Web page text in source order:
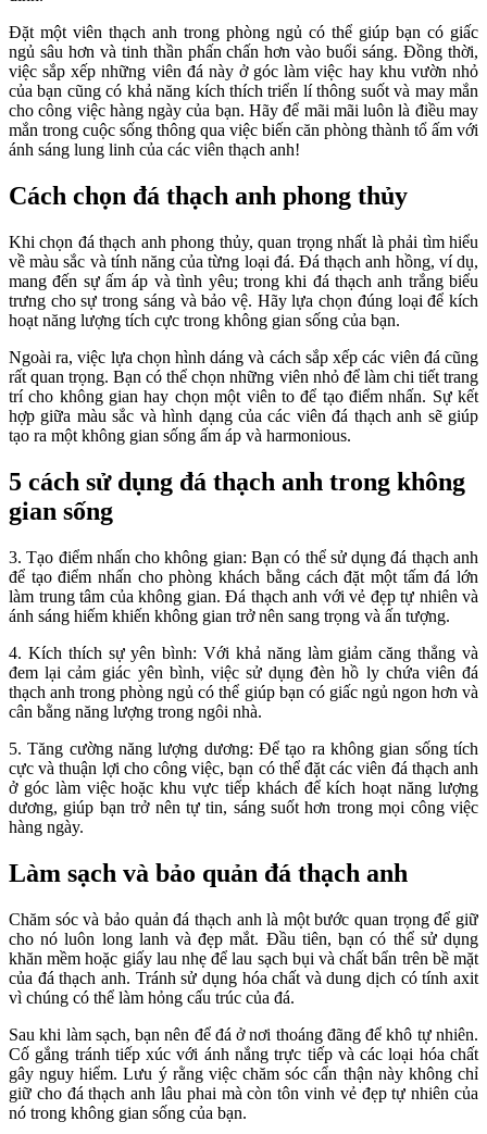
Đặt một viên thạch anh trong phòng ngủ có thể giúp bạn có giấc
ngủ sâu hơn và tinh thần phấn chấn hơn vào buổi sáng. Đồng thời,
việc sắp xếp những viên đá này ở góc làm việc hay khu vườn nhỏ
của bạn cũng có khả năng kích thích triển lí thông suốt và may mắn
cho công việc hàng ngày của bạn. Hãy để mãi mãi luôn là điều may
mắn trong cuộc sống thông qua việc biến căn phòng thành tổ ấm với
ánh sáng lung linh của các viên thạch anh!
Cách chọn đá thạch anh phong thủy
Khi chọn đá thạch anh phong thủy, quan trọng nhất là phải tìm hiểu
về màu sắc và tính năng của từng loại đá. Đá thạch anh hồng, ví dụ,
mang đến sự ấm áp và tình yêu; trong khi đá thạch anh trắng biểu
trưng cho sự trong sáng và bảo vệ. Hãy lựa chọn đúng loại để kích
hoạt năng lượng tích cực trong không gian sống của bạn.
Ngoài ra, việc lựa chọn hình dáng và cách sắp xếp các viên đá cũng
rất quan trọng. Bạn có thể chọn những viên nhỏ để làm chi tiết trang
trí cho không gian hay chọn một viên to để tạo điểm nhấn. Sự kết
hợp giữa màu sắc và hình dạng của các viên đá thạch anh sẽ giúp
tạo ra một không gian sống ấm áp và harmonious.
5 cách sử dụng đá thạch anh trong không
gian sống
3. Tạo điểm nhấn cho không gian: Bạn có thể sử dụng đá thạch anh
để tạo điểm nhấn cho phòng khách bằng cách đặt một tấm đá lớn
làm trung tâm của không gian. Đá thạch anh với vẻ đẹp tự nhiên và
ánh sáng hiếm khiến không gian trở nên sang trọng và ấn tượng.
4. Kích thích sự yên bình: Với khả năng làm giảm căng thẳng và
đem lại cảm giác yên bình, việc sử dụng đèn hồ ly chứa viên đá
thạch anh trong phòng ngủ có thể giúp bạn có giấc ngủ ngon hơn và
cân bằng năng lượng trong ngôi nhà.
5. Tăng cường năng lượng dương: Để tạo ra không gian sống tích
cực và thuận lợi cho công việc, bạn có thể đặt các viên đá thạch anh
ở góc làm việc hoặc khu vực tiếp khách để kích hoạt năng lượng
dương, giúp bạn trở nên tự tin, sáng suốt hơn trong mọi công việc
hàng ngày.
Làm sạch và bảo quản đá thạch anh
Chăm sóc và bảo quản đá thạch anh là một bước quan trọng để giữ
cho nó luôn long lanh và đẹp mắt. Đầu tiên, bạn có thể sử dụng
khăn mềm hoặc giấy lau nhẹ để lau sạch bụi và chất bẩn trên bề mặt
của đá thạch anh. Tránh sử dụng hóa chất và dung dịch có tính axit
vì chúng có thể làm hỏng cấu trúc của đá.
Sau khi làm sạch, bạn nên để đá ở nơi thoáng đãng để khô tự nhiên.
Cố gắng tránh tiếp xúc với ánh nắng trực tiếp và các loại hóa chất
gây nguy hiểm. Lưu ý rằng việc chăm sóc cẩn thận này không chỉ
giữ cho đá thạch anh lâu phai mà còn tôn vinh vẻ đẹp tự nhiên của
nó trong không gian sống của bạn.